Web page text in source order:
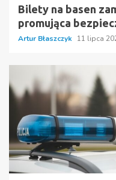
Bilety na basen
promująca
Artur Błaszczyk 11 lipca